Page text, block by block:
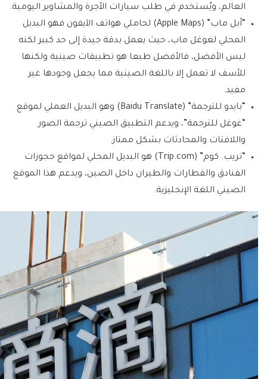
العالم، ويُستخدم في طلب سيارات الأجرة والمشاوير اليومية.
“آبل ماب” (Apple Maps) لحاملي هواتف الآيفون فهو البديل
المحلي لغوغل ماب، حيث يعمل بدقة جيدة إلى حد كبير لكنه
ليس الأفضل، فالأفضل طبعا هو تطبيقات صينية ولكنها
للأسف لا تعمل إلا باللغة الصينية مما يجعل وجودها غير
مفيد.
“بايدو للترجمة” (Baidu Translate) وهو البديل العملي لموقع
“غوغل للترجمة”، ويدعم التطبيق الصيني ترجمة الصور
واللافتات والمحادثات بشكل ممتاز.
“تريب. كوم” (Trip.com) هو البديل المحلي لمواقع حجوزات
الفنادق والقطارات والطيران داخل الصين، ويدعم هذا الموقع
الصيني اللغة الإنجليزية.